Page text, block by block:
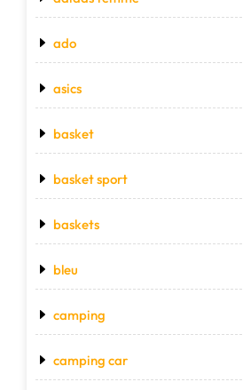
ado
asics
basket
basket sport
baskets
bleu
camping
camping car